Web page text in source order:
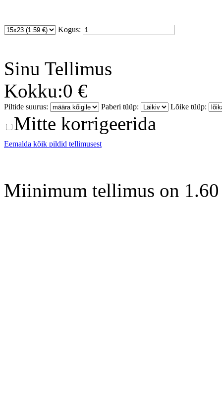
Kogus:
Sinu Tellimus
Kokku:0 €
Piltide suurus: Paberi tüüp: Lõike tüüp:
Mitte korrigeerida
Eemalda kõik pildid tellimusest
Miinimum tellimus on